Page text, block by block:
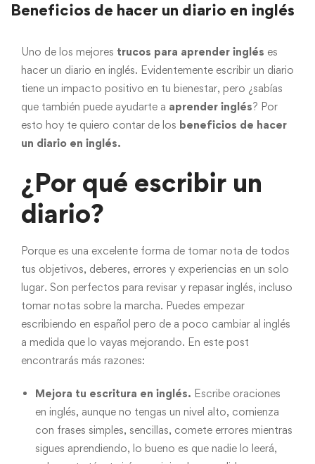
Beneficios de hacer un diario en inglés
Uno de los mejores trucos para aprender inglés es
hacer un diario en inglés. Evidentemente escribir un diario
tiene un impacto positivo en tu bienestar, pero ¿sabías
que también puede ayudarte a aprender inglés? Por
esto hoy te quiero contar de los beneficios de hacer
un diario en inglés.
¿Por qué escribir un
diario?
Porque es una excelente forma de tomar nota de todos
tus objetivos, deberes, errores y experiencias en un solo
lugar. Son perfectos para revisar y repasar inglés, incluso
tomar notas sobre la marcha. Puedes empezar
escribiendo en español pero de a poco cambiar al inglés
a medida que lo vayas mejorando. En este post
encontrarás más razones:
Mejora tu escritura en inglés. Escribe oraciones
en inglés, aunque no tengas un nivel alto, comienza
con frases simples, sencillas, comete errores mientras
sigues aprendiendo, lo bueno es que nadie lo leerá,